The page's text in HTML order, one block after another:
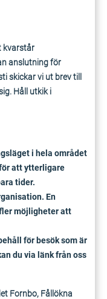
kvarstår
anslutning för
skickar vi ut brev till
Håll utkik i
i hela området
att ytterligare
tider.
En
möjligheter att
för besök som är
du via länk från oss
Fornbo, Fållökna